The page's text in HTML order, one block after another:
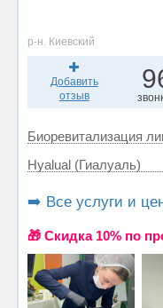
р-н. Киевский
Добавить
отзыв
Биоревитализация
Hyalual (Гиалуаль)
➡️ Все услуги и
🎁 Cкидка 10% по